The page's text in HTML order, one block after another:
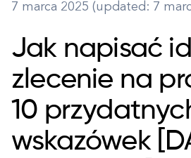
7 marca 2025 (updated: 7
Jak napisać
zlecenie na
10
wskazówek